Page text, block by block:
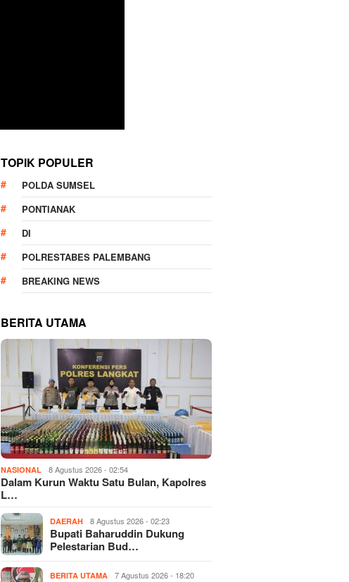
TOPIK POPULER
POLDA SUMSEL
PONTIANAK
DI
POLRESTABES PALEMBANG
BREAKING NEWS
BERITA UTAMA
NASIONAL 8 Agustus 2026 - 02:54
Dalam Kurun Waktu Satu Bulan, Kapolres
L…
DAERAH 8 Agustus 2026 - 02:23
Bupati Baharuddin Dukung
Pelestarian Bud…
BERITA UTAMA 7 Agustus 2026 - 18:20